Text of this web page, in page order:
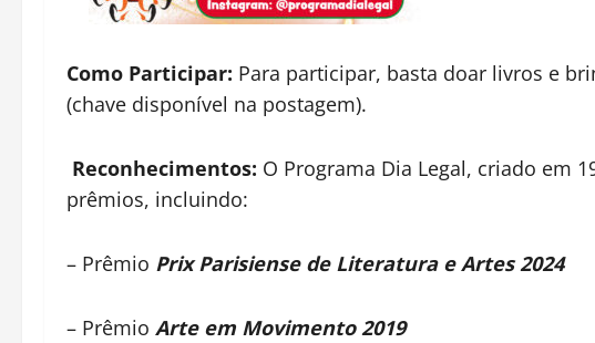
Como Participar: Para participar, basta doar livros e
(chave disponível na postagem).
Reconhecimentos: O Programa Dia Legal, criado em
prêmios, incluindo:
– Prêmio Prix Parisiense de Literatura e Artes 2024
– Prêmio Arte em Movimento 2019